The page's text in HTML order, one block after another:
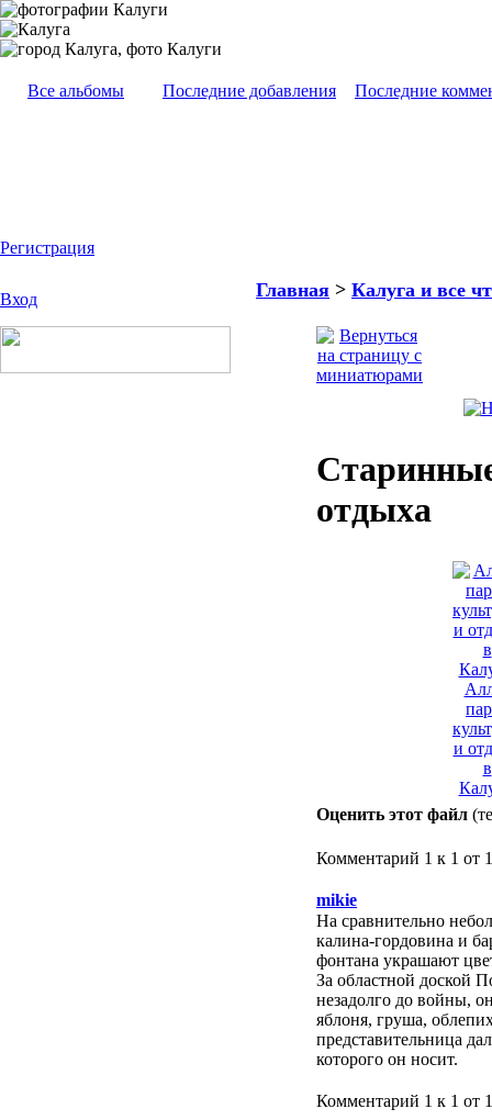
Все альбомы Последние добавления Последние
Регистрация
Вход Главная > Калуга и все
отдыха
и
в
Оценить этот файл
Комментарий 1 к 1 от 1
mikie
На сравнительно
калина-гордовина и
фонтана украшают
За областной доской
незадолго до войны,
яблоня, груша,
представительница
которого он носит.
Комментарий 1 к 1 от 1